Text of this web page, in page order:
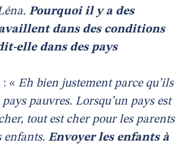
Pourquoi il y a des
dans des conditions
elle dans des pays
« Eh bien justement parce qu’ils
pauvres. Lorsqu’un pays est
tout est cher pour les parents
enfants. Envoyer les enfants à